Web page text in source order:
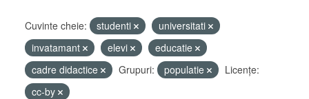
Cuvinte cheie: studenti
universitati
invatamant
elevi
educatie
cadre didactice
Grupuri: populatie
Licenţe:
cc-by